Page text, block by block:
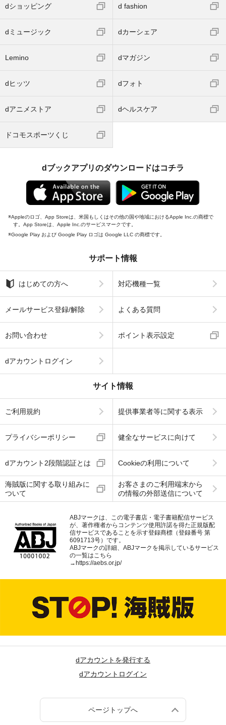
dショッピング d fashion
dミュージック dカーシェア
Lemino dマガジン
dヒッツ dフォト
dアニメストア dヘルスケア
ドコモスポーツくじ
dブックアプリのダウンロードはコチラ
Appleのロゴ、App Storeは、米国もしくはその他の国や地域におけるApple Inc.の商標で
す。App Storeは、Apple Inc.のサービスマークです。
Google Play および Google Play ロゴは Google LLC の商標です。
サポート情報
はじめての方へ 対応機種一覧
メールサービス登録/解除 よくある質問
お問い合わせ ポイント表示設定
dアカウントログイン
サイト情報
ご利用規約 提供事業者等に関する表示
プライバシーポリシー 健全なサービスに向けて
dアカウント2段階認証とは Cookieの利用について
海賊版に関する取り組みに
ついて
お客さまのご利用端末から
の情報の外部送信について
ABJマークは、この電子書店・電子書籍配信サービス
が、著作権者からコンテンツ使用許諾を得た正規版配
信サービスであることを示す登録商標（登録番号 第
6091713号）です。
ABJマークの詳細、ABJマークを掲示しているサービス
の一覧はこちら
→ https://aebs.or.jp/
dアカウントを発行する
dアカウントログイン
ページトップへ